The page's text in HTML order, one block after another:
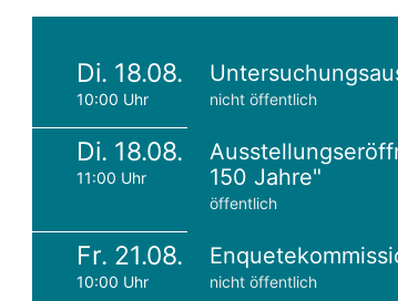
Di. 18.08.
10:00 Uhr nicht öffentlich
Di. 18.08.
11:00 Uhr
150 Jahre"
öffentlich
Fr. 21.08.
10:00 Uhr nicht öffentlich